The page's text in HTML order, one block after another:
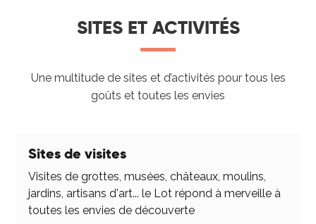
SITES ET ACTIVITÉS
Une multitude de sites et d’activités pour tous les
goûts et toutes les envies
Sites de visites
Visites de grottes, musées, châteaux, moulins,
jardins, artisans d'art... le Lot répond à merveille à
toutes les envies de découverte